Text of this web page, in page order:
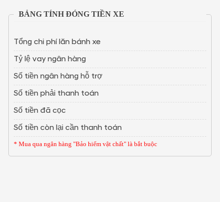
BẢNG TÍNH ĐÓNG TIỀN XE
Tổng chi phí lăn bánh xe
Tỷ lệ vay ngân hàng
Số tiền ngân hàng hỗ trợ
Số tiền phải thanh toán
Số tiền đã cọc
Số tiền còn lại cần thanh toán
* Mua qua ngân hàng "Bảo hiểm vật chất" là bắt buộc